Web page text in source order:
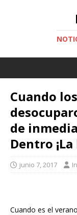
Cuando
de
Dentro
junio 7, 2017
Cuando es el